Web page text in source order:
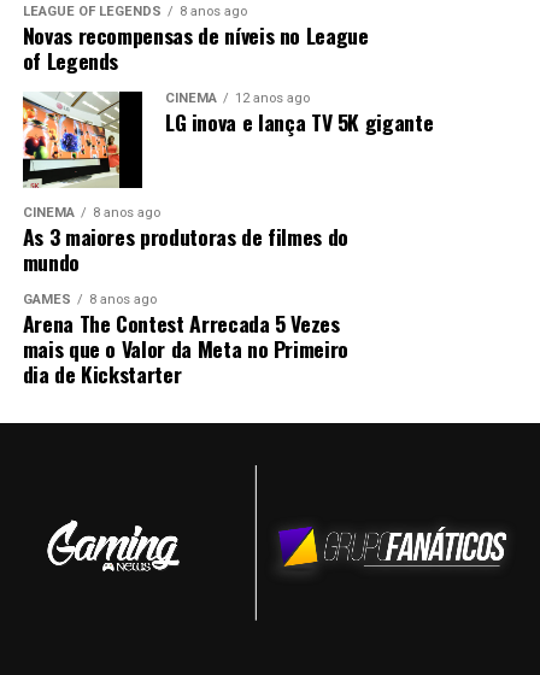
Comments
comments
Matérias relacionadas
Anunciadas
novas skins
Skins e ícone
em
[PBE NEWS]
Compartilhe isso:
Clique
LEAGUE OF LEGENDS 8 anos ago
Novas recompensas de níveis no League
of Legends
CINEMA 12 anos ago
LG inova e lança TV 5K gigante
CINEMA 8 anos ago
As 3 maiores produtoras de filmes do
mundo
GAMES 8 anos ago
Arena The Contest Arrecada 5 Vezes
mais que o Valor da Meta no Primeiro
dia de Kickstarter